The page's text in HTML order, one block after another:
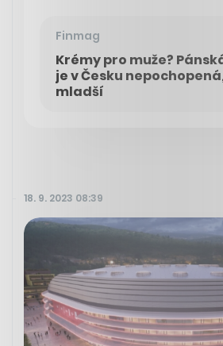
Finmag
Krémy pro muže?
je v Česku
mladší
18. 9. 2023 08:39